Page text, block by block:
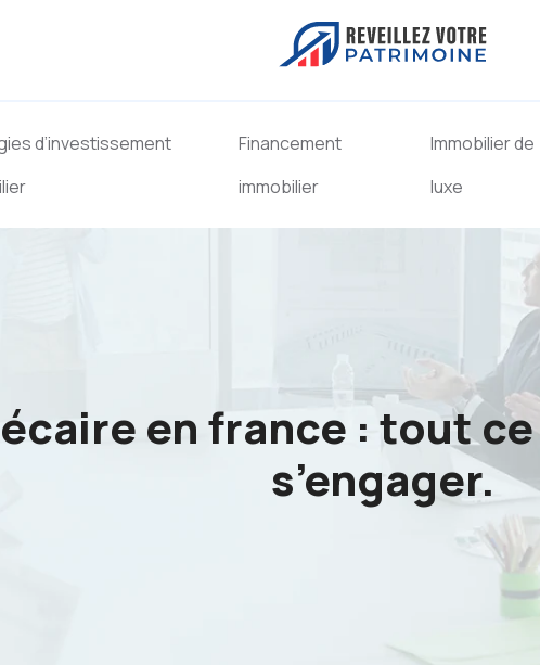
d’investissement
Financement
immobilier
Immobilier de
luxe
en france : tout
s’engager.